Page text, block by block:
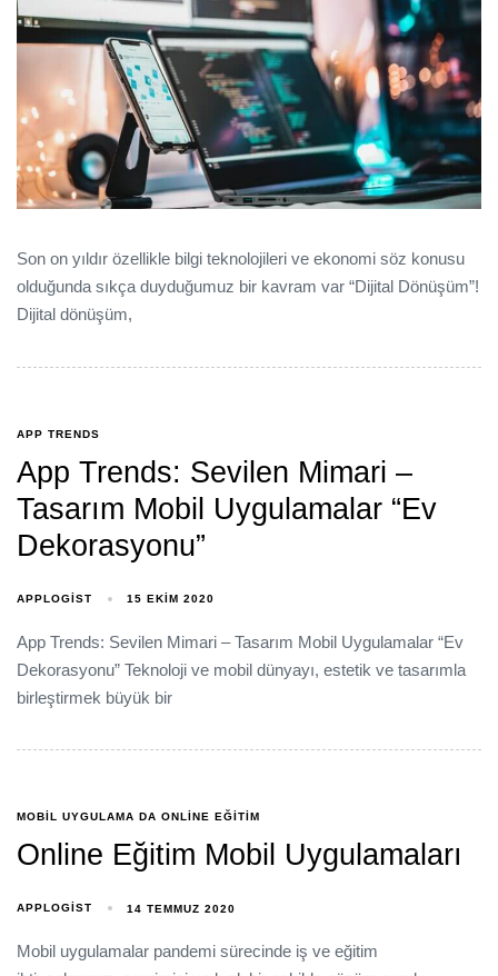
Son on yıldır özellikle bilgi teknolojileri ve ekonomi söz konusu
olduğunda sıkça duyduğumuz bir kavram var “Dijital Dönüşüm”!
Dijital dönüşüm,
APP TRENDS
App Trends: Sevilen Mimari –
Tasarım Mobil Uygulamalar “Ev
Dekorasyonu”
APPLOGIST 15 EKIM 2020
App Trends: Sevilen Mimari – Tasarım Mobil Uygulamalar “Ev
Dekorasyonu” Teknoloji ve mobil dünyayı, estetik ve tasarımla
birleştirmek büyük bir
MOBIL UYGULAMA DA ONLINE EĞITIM
Online Eğitim Mobil Uygulamaları
APPLOGIST 14 TEMMUZ 2020
Mobil uygulamalar pandemi sürecinde iş ve eğitim